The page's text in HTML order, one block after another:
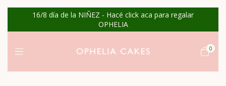
16/8 día de la NIÑEZ - Hacé click aca para regalar
OPHELIA
0